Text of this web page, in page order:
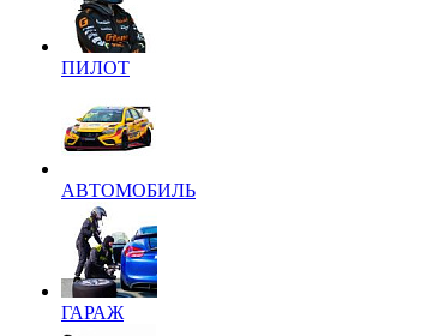
ПИЛОТ
АВТОМОБИЛЬ
ГАРАЖ